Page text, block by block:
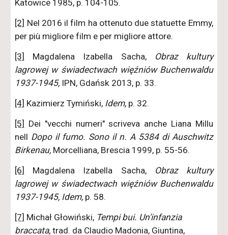
Katowice 1985, p. 104-105.
[2] Nel 2016 il film ha ottenuto due statuette Emmy,
per più migliore film e per migliore attore.
[3]
Magdalena Izabella Sacha,
Obraz kultury
lagrowej w świadectwach więźniów Buchenwaldu
1937-1945, IPN, Gdańsk 2013, p. 33.
[4] Kazimierz Tymiński, Idem, p. 32.
[5] Dei "vecchi numeri" scriveva anche Liana Millu
nell Dopo il fumo. Sono il n. A 5384 di Auschwitz
Birkenau, Morcelliana, Brescia 1999, p. 55-56.
[6]
Magdalena Izabella Sacha,
Obraz kultury
lagrowej w świadectwach więźniów Buchenwaldu
1937-1945, Idem, p. 58.
[7] Michał Głowiński, Tempi bui. Un'infanzia
braccata,trad. da Claudio Madonia, Giuntina,